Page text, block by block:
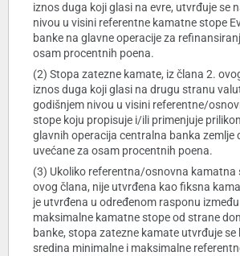
iznos duga koji glasi na evre, utvrđuje se
nivou u visini referentne kamatne stope
banke na glavne operacije za
osam procentnih poena.
(2) Stopa zatezne kamate, iz člana 2.
iznos duga koji glasi na drugu stranu
godišnjem nivou u visini referentne/
stope koju propisuje i/ili primenjuje
glavnih operacija centralna banka zemlje
uvećane za osam procentnih poena.
(3) Ukoliko referentna/osnovna kamatna
ovog člana, nije utvrđena kao fiksna
je utvrđena u određenom rasponu
maksimalne kamatne stope od strane
banke, stopa zatezne kamate utvrđuje
sredina minimalne i maksimalne